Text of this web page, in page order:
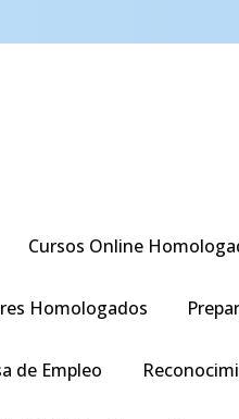
Cursos Online
Homologados
de Empleo